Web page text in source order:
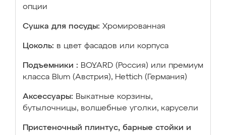
опции
Сушка для посуды: Хромированная
Цоколь: в цвет фасадов или корпуса
Подъемники : BOYARD (Россия) или премиум
класса Blum (Австрия), Hettich (Германия)
Аксессуары: Выкатные корзины,
бутылочницы, волшебные уголки, карусели
Пристеночный плинтус, барные стойки и